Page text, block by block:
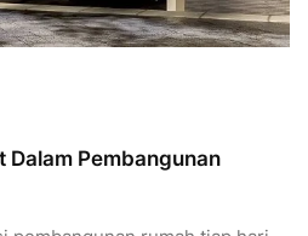
Dalam Pembangunan